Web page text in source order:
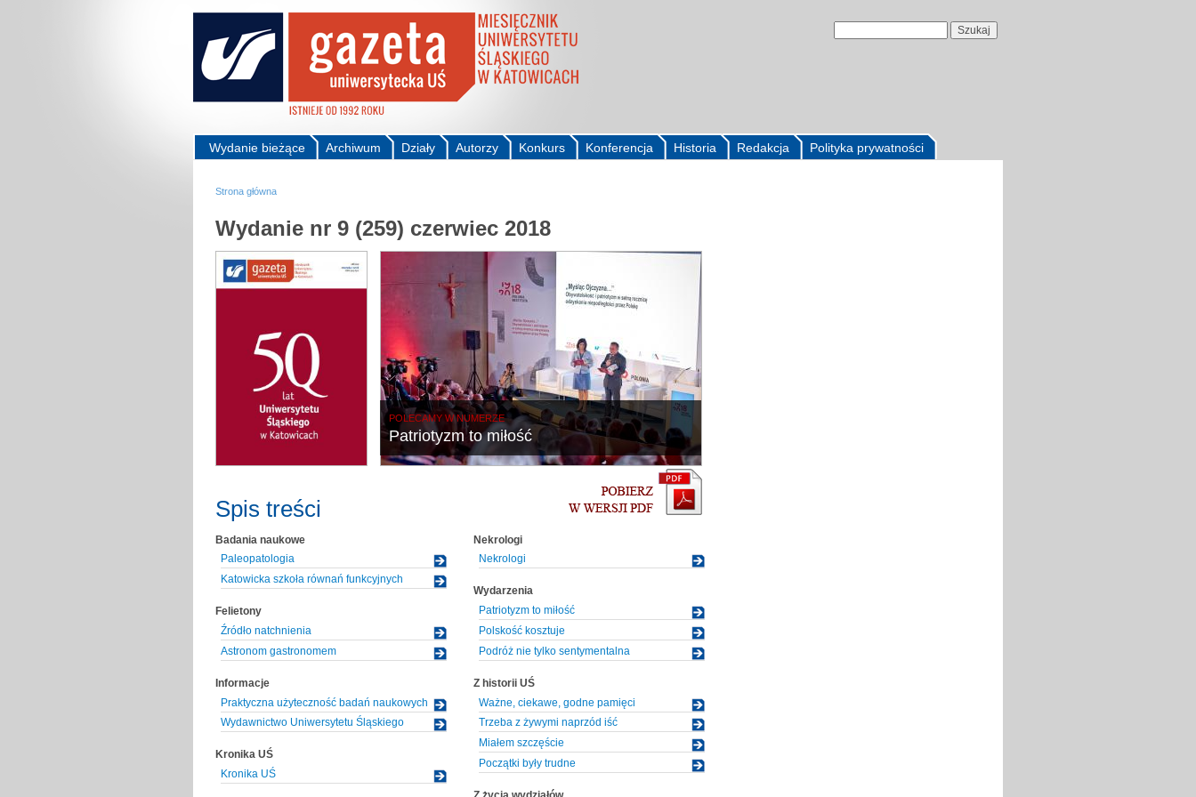
Polityka prywatności
Redakcja
Historia
Konferencja
Konkurs
Autorzy
Działy
Archiwum
Wydanie bieżące
Strona główna
Wydanie nr 9 (259) czerwiec 2018
POLECAMY W NUMERZE
Patriotyzm to miłość
Spis treści
Badania naukowe
Paleopatologia
Katowicka szkoła równań funkcyjnych
Felietony
Źródło natchnienia
Astronom gastronomem
Informacje
Praktyczna użyteczność badań naukowych
Wydawnictwo Uniwersytetu Śląskiego
Kronika UŚ
Kronika UŚ
Nekrologi
Nekrologi
Wydarzenia
Patriotyzm to miłość
Polskość kosztuje
Podróż nie tylko sentymentalna
Z historii UŚ
Ważne, ciekawe, godne pamięci
Trzeba z żywymi naprzód iść
Miałem szczęście
Początki były trudne